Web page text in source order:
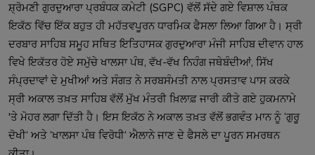
ਸ਼੍ਰੋਮਣੀ ਗੁਰਦੁਆਰਾ ਪ੍ਰਬੰਧਕ ਕਮੇਟੀ (SGPC) ਵੱਲੋਂ ਸੱਦੇ ਗਏ ਵਿਸ਼ਾਲ ਪੰਥਕ
ਇਕੱਠ ਵਿੱਚ ਇੱਕ ਬਹੁਤ ਹੀ ਮਹੱਤਵਪੂਰਨ ਧਾਰਮਿਕ ਫੈਸਲਾ ਲਿਆ ਗਿਆ ਹੈ। ਸ੍ਰੀ
ਦਰਬਾਰ ਸਾਹਿਬ ਸਮੂਹ ਸਥਿਤ ਇਤਿਹਾਸਕ ਗੁਰਦੁਆਰਾ ਮੰਜੀ ਸਾਹਿਬ ਦੀਵਾਨ ਹਾਲ
ਵਿਖੇ ਇਕੱਤਰ ਹੋਏ ਸਮੁੱਚੇ ਖਾਲਸਾ ਪੰਥ, ਵੱਖ-ਵੱਖ ਨਿਹੰਗ ਜਥੇਬੰਦੀਆਂ, ਸਿੱਖ
ਸੰਪ੍ਰਦਾਵਾਂ ਦੇ ਮੁਖੀਆਂ ਅਤੇ ਸੰਗਤ ਨੇ ਸਰਬਸੰਮਤੀ ਨਾਲ ਪ੍ਰਸਤਾਵ ਪਾਸ ਕਰਕੇ
ਸ੍ਰੀ ਅਕਾਲ ਤਖ਼ਤ ਸਾਹਿਬ ਵੱਲੋਂ ਮੁੱਖ ਮੰਤਰੀ ਖ਼ਿਲਾਫ਼ ਜਾਰੀ ਕੀਤੇ ਗਏ ਹੁਕਮਨਾਮੇ
'ਤੇ ਮੋਹਰ ਲਗਾ ਦਿੱਤੀ ਹੈ। ਇਸ ਇਕੱਠ ਨੇ ਅਕਾਲ ਤਖ਼ਤ ਵੱਲੋਂ ਭਗਵੰਤ ਮਾਨ ਨੂੰ ‘ਗੁਰੂ
ਦੋਖੀ’ ਅਤੇ ‘ਖਾਲਸਾ ਪੰਥ ਵਿਰੋਧੀ’ ਐਲਾਨੇ ਜਾਣ ਦੇ ਫੈਸਲੇ ਦਾ ਪੂਰਨ ਸਮਰਥਨ